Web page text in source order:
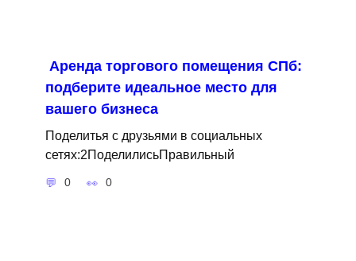
Аренда торгового помещения СПб:
подберите идеальное место для
вашего бизнеса
Поделитья с друзьями в социальных
сетях:2ПоделилисьПравильный
0 0